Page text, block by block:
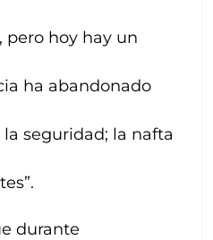
hoy hay un
ha abandonado
seguridad; la nafta
durante